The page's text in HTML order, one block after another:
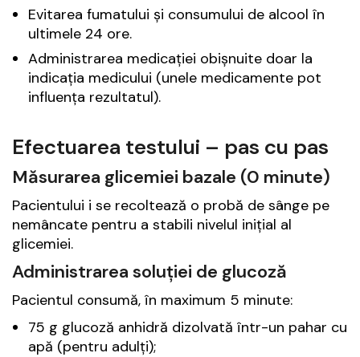
Evitarea fumatului și consumului de alcool în
ultimele 24 ore.
Administrarea medicației obișnuite doar la
indicația medicului (unele medicamente pot
influența rezultatul).
Efectuarea testului – pas cu pas
Măsurarea glicemiei bazale (0 minute)
Pacientului i se recoltează o probă de sânge pe
nemâncate pentru a stabili nivelul inițial al
glicemiei.
Administrarea soluției de glucoză
Pacientul consumă, în maximum 5 minute:
75 g glucoză anhidră dizolvată într-un pahar cu
apă (pentru adulți);